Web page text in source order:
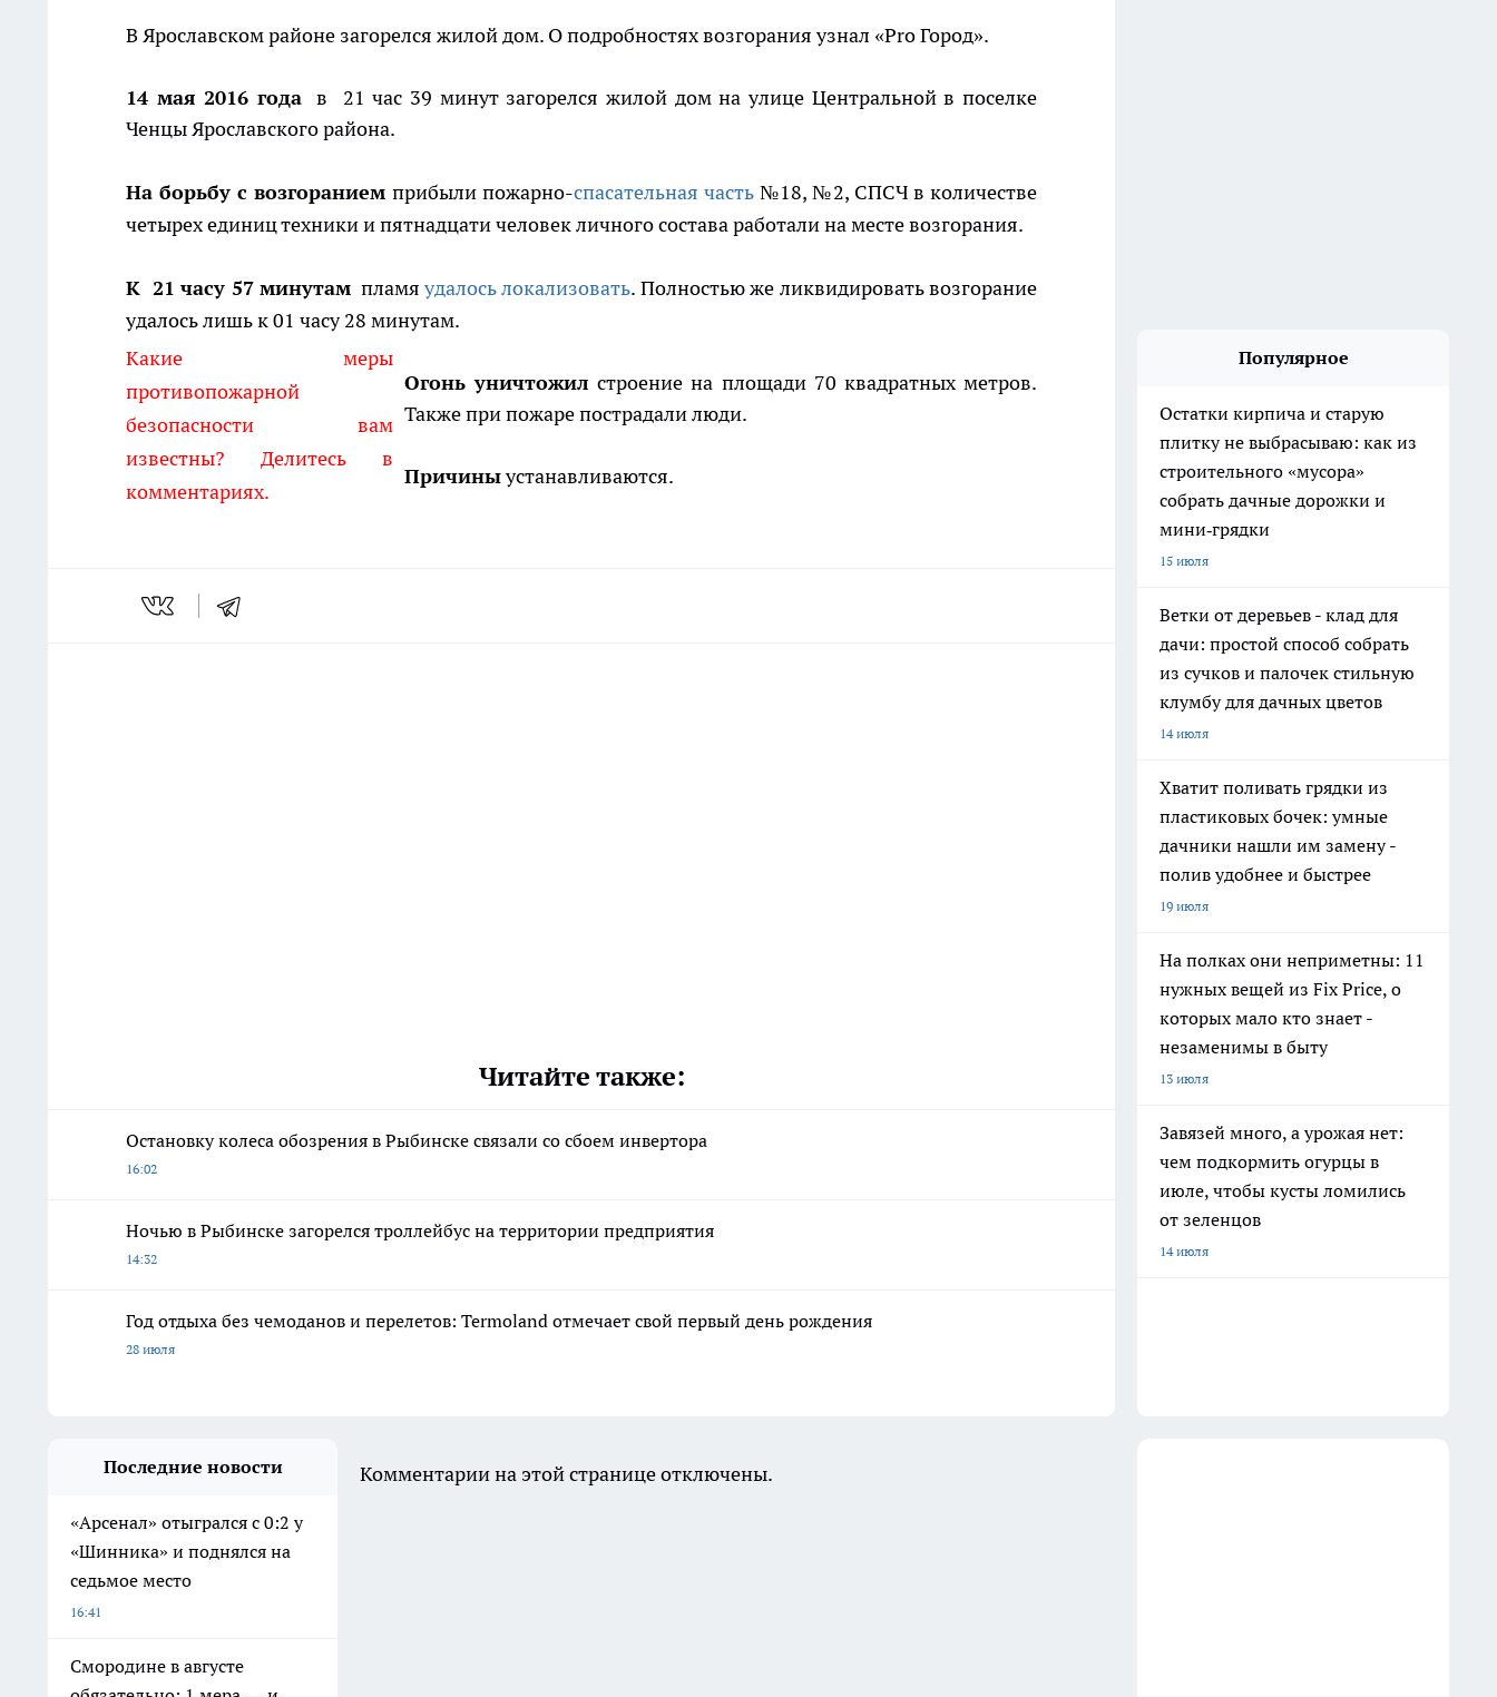
В Ярославском районе загорелся жилой дом. О подробностях возгорания узнал «Pro Город».
14 мая 2016 года в 21 час 39 минут загорелся жилой дом на улице Центральной в поселке
Ченцы Ярославского района.
На борьбу с возгоранием прибыли пожарно-спасательная часть№18, №2, СПСЧ в количестве
четырех единиц техники и пятнадцати человек личного состава работали на месте возгорания.
К 21 часу 57 минутампламяудалось локализовать. Полностью же ликвидировать возгорание
удалось лишь к 01 часу 28 минутам.
Какие меры
противопожарной
безопасности вам
известны? Делитесь в
комментариях.
Огонь уничтожил строение на площади 70 квадратных метров.
Также при пожаре пострадали люди.
Причиныустанавливаются.
Читайте также:
Остановку колеса обозрения в Рыбинске связали со сбоем инвертора
16:02
Ночью в Рыбинске загорелся троллейбус на территории предприятия
14:32
Год отдыха без чемоданов и перелетов: Termoland отмечает свой первый день рождения
28 июля
Популярное
Остатки кирпича и старую
плитку не выбрасываю: как из
строительного «мусора»
собрать дачные дорожки и
мини‑грядки
15 июля
Ветки от деревьев - клад для
дачи: простой способ собрать
из сучков и палочек стильную
клумбу для дачных цветов
14 июля
Хватит поливать грядки из
пластиковых бочек: умные
дачники нашли им замену -
полив удобнее и быстрее
19 июля
На полках они неприметны: 11
нужных вещей из Fix Price, о
которых мало кто знает -
незаменимы в быту
13 июля
Завязей много, а урожая нет:
чем подкормить огурцы в
июле, чтобы кусты ломились
от зеленцов
14 июля
Последние новости
«Арсенал» отыгрался с 0:2 у
«Шинника» и поднялся на
седьмое место
16:41
Смородине в августе
Комментарии на этой странице отключены.